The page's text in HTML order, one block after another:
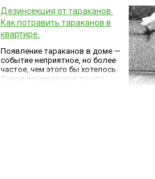
воздействовать не получится,
поэтому дезинсекция
ограничивается обработкой
помещений, локальных
территорий, производственных
и общественных зданий.
Дезинсекция от тараканов.
Как потравить тараканов в
квартире.
Появление тараканов в доме —
событие неприятное, но более
частое, чем этого бы хотелось.
Самое неожиданное то, что